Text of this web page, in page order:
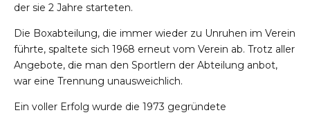
der sie 2 Jahre starteten.
Die Boxabteilung, die immer wieder zu Unruhen im Verein
führte, spaltete sich 1968 erneut vom Verein ab. Trotz aller
Angebote, die man den Sportlern der Abteilung anbot,
war eine Trennung unausweichlich.
Ein voller Erfolg wurde die 1973 gegründete